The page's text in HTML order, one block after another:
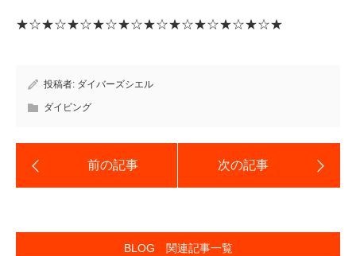
★☆★☆★☆★☆★☆★☆★☆★☆★☆★☆★
投稿者: ダイバーズシエル
ダイビング
BLOG 関連記事一覧